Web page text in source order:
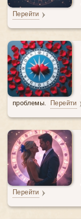
Перейти
проблемы. Перейти
Перейти